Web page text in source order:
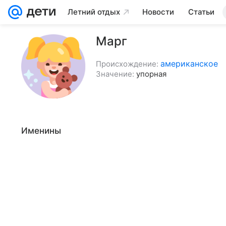
Летний отдых Новости Статьи
Марг
Происхождение: американское
Значение: упорная
Именины